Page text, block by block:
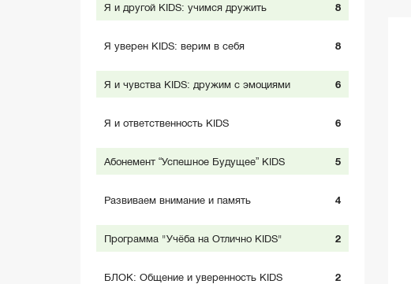
Я и другой KIDS: учимся дружить 8
Я уверен KIDS: верим в себя 8
Я и чувства KIDS: дружим с эмоциями 6
Я и ответственность KIDS 6
Абонемент “Успешное Будущее” KIDS 5
Развиваем внимание и память 4
Программа "Учёба на Отлично KIDS" 2
БЛОК: Общение и уверенность KIDS 2